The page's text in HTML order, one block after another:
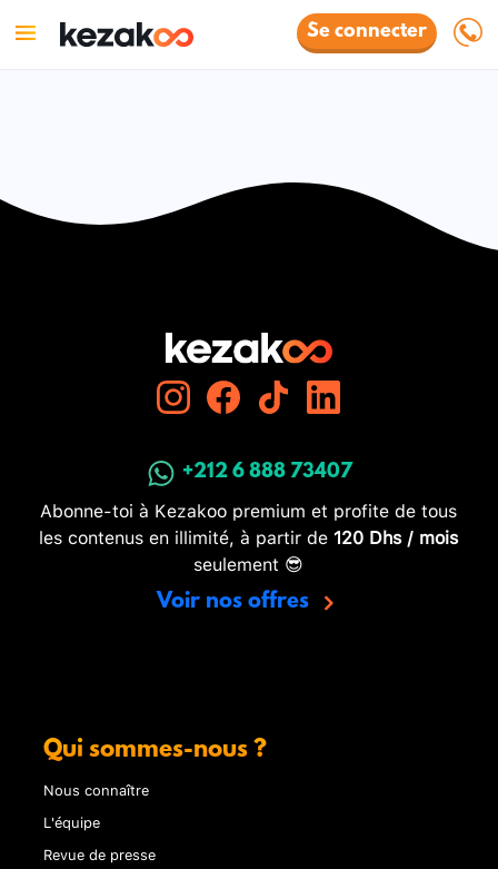
Se connecter
+212 6 888 73407
Abonne-toi à Kezakoo premium et profite de tous
les contenus en illimité, à partir de 120 Dhs / mois
seulement 😎
Voir nos offres
Qui sommes-nous ?
Nous connaître
L'équipe
Revue de presse